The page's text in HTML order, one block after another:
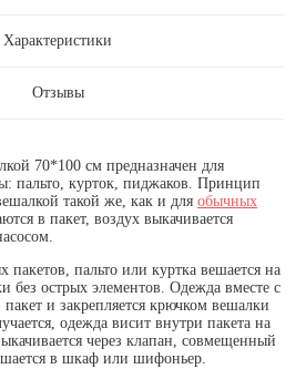
Характеристики
Отзывы
70*100 см предназначен для
пальто, курток, пиджаков. Принцип
такой же, как и для обычных
в пакет, воздух выкачивается
пальто или куртка вешается на
без острых элементов. Одежда вместе с
и закрепляется крючком вешалки
одежда висит внутри пакета на
через клапан, совмещенный
в шкаф или шифоньер.